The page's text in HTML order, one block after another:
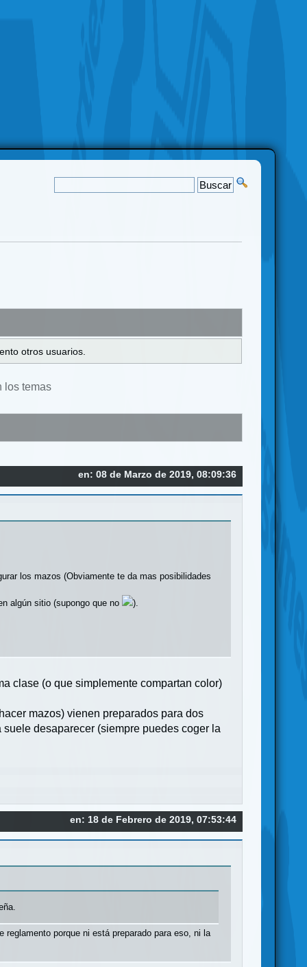
otros usuarios.
los temas
en: 08 de Marzo de 2019, 08:09:36
los mazos (Obviamente te da mas posibilidades
algún sitio (supongo que no
).
clase (o que simplemente compartan color)
mazos) vienen preparados para dos
desaparecer (siempre puedes coger la
en: 18 de Febrero de 2019, 07:53:44
porque ni está preparado para eso, ni la